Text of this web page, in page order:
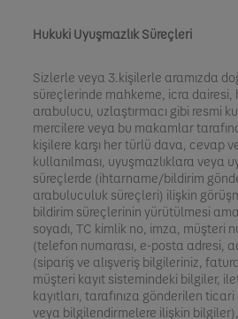
Hukuki Uyuşmazlık Süreçleri
Sizlerle veya 3.kişilerle aramızda
süreçlerinde mahkeme, icra dairesi,
arabulucu, uzlaştırmacı gibi resmi
mercilere veya bu makamlar
kişilere karşı her türlü dava, cevap
kullanılması, uyuşmazlıklara veya
süreçlerde (ihtarname/bildirim
arabuluculuk süreçleri) ilişkin
bildirim süreçlerinin yürütülmesi
soyadı, TC kimlik no, imza, müşteri
(telefon numarası, e-posta adresi,
(sipariş ve alışveriş bilgileriniz,
müşteri kayıt sistemindeki bilgiler,
kayıtları, tarafınıza gönderilen
veya bilgilendirmelere ilişkin